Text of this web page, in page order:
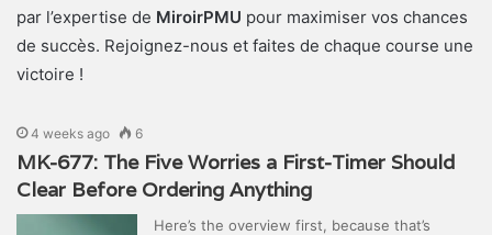
par l’expertise de MiroirPMU pour maximiser vos chances
de succès. Rejoignez-nous et faites de chaque course une
victoire !
4 weeks ago 6
MK-677: The Five Worries a First-Timer Should
Clear Before Ordering Anything
Here’s the overview first, because that’s